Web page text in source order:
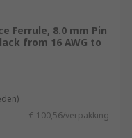
Ferrule, 8.0 mm Pin
from 16 AWG to
€ 100,56/verpakking